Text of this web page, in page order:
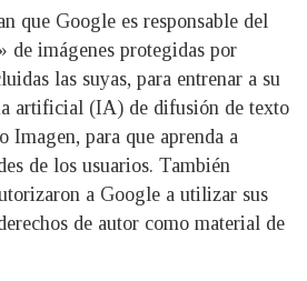
que Google es responsable del
de imágenes protegidas por
las suyas, para entrenar a su
artificial (IA) de difusión de texto
Imagen, para que aprenda a
de los usuarios. También
a Google a utilizar sus
de autor como material de